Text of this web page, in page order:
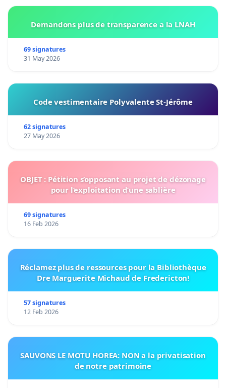
Demandons plus de transparence a la LNAH
69 signatures
31 May 2026
Code vestimentaire Polyvalente St-Jérôme
62 signatures
27 May 2026
OBJET : Pétition s’opposant au projet de dézonage
pour l’exploitation d’une sablière
69 signatures
16 Feb 2026
Réclamez plus de ressources pour la Bibliothèque
Dre Marguerite Michaud de Fredericton!
57 signatures
12 Feb 2026
SAUVONS LE MOTU HOREA: NON a la privatisation
de notre patrimoine